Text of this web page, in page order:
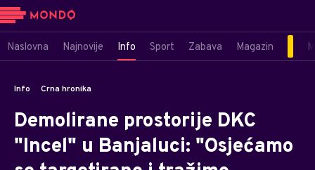
Naslovna Najnovije Info Sport Zabava Magazin
Info Crna hronika
Demolirane prostorije DKC
"Incel" u Banjaluci: "Osjećamo